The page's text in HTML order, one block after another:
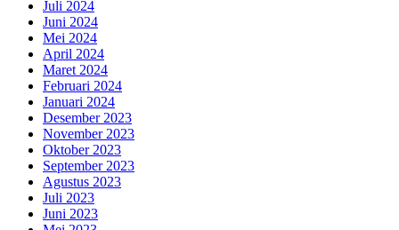
Juli 2024
Juni 2024
Mei 2024
April 2024
Maret 2024
Februari 2024
Januari 2024
Desember 2023
November 2023
Oktober 2023
September 2023
Agustus 2023
Juli 2023
Juni 2023